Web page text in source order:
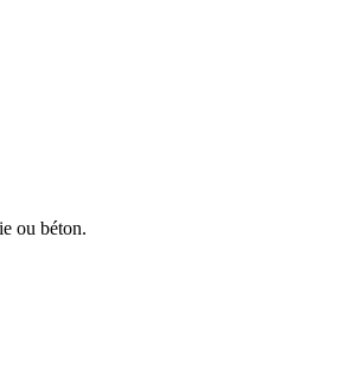
ou béton.